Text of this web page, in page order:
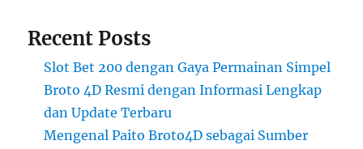
Recent Posts
Slot Bet 200 dengan Gaya Permainan Simpel
Broto 4D Resmi dengan Informasi Lengkap
dan Update Terbaru
Mengenal Paito Broto4D sebagai Sumber